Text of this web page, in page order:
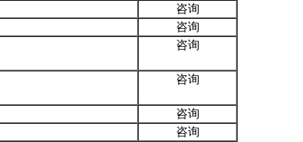
咨询
咨询
咨询
咨询
咨询
咨询